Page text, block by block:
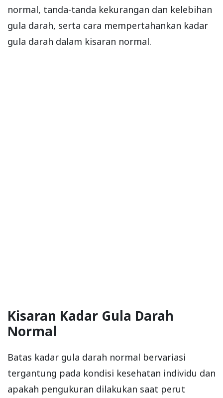
normal, tanda-tanda kekurangan dan kelebihan
gula darah, serta cara mempertahankan kadar
gula darah dalam kisaran normal.
Kisaran Kadar Gula Darah
Normal
Batas kadar gula darah normal bervariasi
tergantung pada kondisi kesehatan individu dan
apakah pengukuran dilakukan saat perut